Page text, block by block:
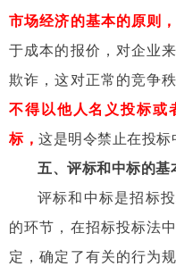
市场经济的基本的原则
于成本的报价，对企业
欺诈，这对正常的竞争
不得以他人名义投标或
标，这是明令禁止在投标
五、评标和中标的基
评标和中标是招标
的环节，在招标投标法
定，确定了有关的行为